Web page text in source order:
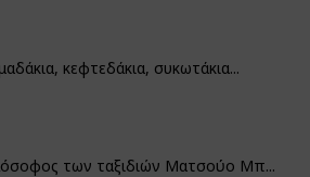
κεφτεδάκια, συκωτάκια...
των ταξιδιών Ματσούο Μπ...